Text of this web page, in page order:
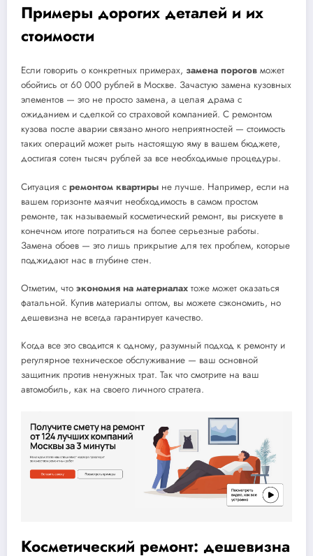
Примеры дорогих деталей и их
стоимости
Если говорить о конкретных примерах, замена порогов может
обойтись от 60 000 рублей в Москве. Зачастую замена кузовных
элементов — это не просто замена, а целая драма с
ожиданием и сделкой со страховой компанией. С ремонтом
кузова после аварии связано много неприятностей — стоимость
таких операций может рыть настоящую яму в вашем бюджете,
достигая сотен тысяч рублей за все необходимые процедуры.
Ситуация с ремонтом квартиры не лучше. Например, если на
вашем горизонте маячит необходимость в самом простом
ремонте, так называемый косметический ремонт, вы рискуете в
конечном итоге потратиться на более серьезные работы.
Замена обоев — это лишь прикрытие для тех проблем, которые
поджидают нас в глубине стен.
Отметим, что экономия на материалах тоже может оказаться
фатальной. Купив материалы оптом, вы можете сэкономить, но
дешевизна не всегда гарантирует качество.
Когда все это сводится к одному, разумный подход к ремонту и
регулярное техническое обслуживание — ваш основной
защитник против ненужных трат. Так что смотрите на ваш
автомобиль, как на своего личного стратега.
Косметический ремонт: дешевизна